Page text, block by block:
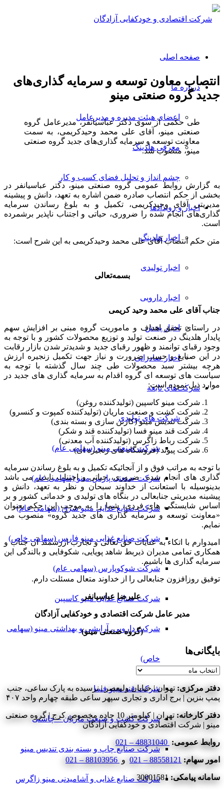
صفحه اصلی
درباره ما
اعضای هیئت مدیره و مدیرعامل
معرفی هلدینگ
چشم انداز و تحلیل فضای کسب و کار
اخبار و رویدادها
اخبار هلدینگ
اخبار تولیدی
اخبار دارویی
اخبار پخش
اخبار صادراتی
شرکت‌های تابعه
شرکت های تولیدی
شرکت صنعتی مینو (سهامی عام)
شرکت صنعتی پارس مینو (سهامی عام)
شرکت صنایع غذایی مینو شرق (سهامی عام)
شرکت صنایع غذایی مینو فارس (سهامی خاص)
شرکت شوکوپارس (سهامی عام)
شرکت صنایع غذایی مینو کاسپین
شرکت دارویی، آرایشی و بهداشتی مینو (سهامی
خاص)
شرکت قند مینو فسا
شرکت کشت و صنعت ماریان – چاشنی
شرکت صنایع چاپ و بسته بندی تندیس مینو
شرکت صنایع غذایی و آشامیدنی مینو زاگرس
انتصاب معاون توسعه و سرمایه گذاری‌های
جدید گروه صنعتی مینو
طی حکمی از سوی دکتر عباسیانفر، مدیرعامل گروه
صنعتی مینو، آقای علی محمد وحیدکریمی، به سمت
معاونت توسعه و سرمایه گذاری‌های جدید گروه صنعتی
مینو، منصوب شد.
به گزارش روابط عمومی گروه صنعتی مینو، دکتر عباسیانفر در
بخشی از حکم انتصاب صادره ضمن اشاره به تعهد، دانش و پیشینه
مدیریتی آقای وحیدکریمی، تکمیل و به بلوغ رساندن سرمایه
گذاری‌های انجام شده را ضروری، حیاتی و اجتناب ناپذیر برشمرده
است.
متن حکم انتصاب آقای علی محمد وحیدکریمی به این شرح است:
بسمه‌تعالی
جناب آقای علی محمد وحید کریمی
در راستای تحقق اهداف و ماموریت گروه مبنی بر افزایش سهم
پایدار هلدینگ در صنعت تولید و توزیع محصولات کشور و با توجه به
وجود رقبای توانمند و ظهور رقبای جدید و شدیدتر شدن بازار رقابت
در این صنایع و حسب ضرورت و نیاز جهت تکمیل زنجیره ارزش
هرچه بیشتر سبد محصولات طی چند سال گذشته با توجه به
سیاست های توسعه ای گروه اقدام به سرمایه گذاری های جدید در
موارد ذیل نموده است:
شرکت مینو کاسپین (تولیدکننده روغن)
شرکت کشت و صنعت ماریان (تولیدکننده کمپوت و کنسرو)
شرکت تندیس مینو (کارتن سازی و بسته بندی)
شرکت قند مینو فسا (تولیدکننده قند و شکر)
شرکت رباط زاگرس (تولیدکننده آب معدنی)
شرکت پیوند (فروشگاه های زنجیره ای)
با توجه به مراتب فوق و از آنجائیکه تکمیل و به بلوغ رساندن سرمایه
گذاری های انجام شده ضروری، حیاتی و اجتناب ناپذیر می باشد
بدینوسیله با استعانت از خداوند سبحان و نظر به تعهد، دانش و
پیشینه مدیریتی جنابعالی در بنگاه های تولیدی و خدماتی کشور و بر
اساس شایستگی های فردی، شما را به موجب این حکم بعنوان
«معاونت توسعه و سرمایه گذاری های جدید گروه» منصوب می
نمایم.
امیدوارم با اتکاء به عنایات حق تعالی و تجارب ارزشمند آن جناب و
همکاری تمامی مدیران ذیربط شاهد پویایی، شکوفایی و بالندگی این
سرمایه گذاری ها باشیم.
توفیق روزافزون جنابعالی را از خداوند متعال مسئلت دارم.
علیرضا عباسیانفر
مدیر عامل شرکت اقتصادی و خودکفایی آزادگان
(گروه صنعتی مینو)
بایگانی‌ها
بایگانی‌ها
دفتر مرکزی: تهران | خیابان ولیعصر | نرسیده به پارک ساعی، جنب
پمپ بنزین | برج اداری و تجاری سپهر ساعی طبقه چهارم واحد ۴۰۷
دفتر کارخانه:
تهران | کیلومتر 10 جاده مخصوص کرج | گروه صنعتی
مینو | شرکت اقتصادی و خودکفایی آزادگان
روابط عمومی:
امور سهام: 88558121 – 021 و
سامانه پیامکی: